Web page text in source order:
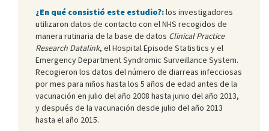
¿En qué consistió este estudio?:los investigadores
utilizaron datos de contacto con el NHS recogidos de
manera rutinaria de la base de datos Clinical Practice
Research Datalink, el Hospital Episode Statistics y el
Emergency Department Syndromic Surveillance System.
Recogieron los datos del número de diarreas infecciosas
por mes para niños hasta los 5 años de edad antes de la
vacunación en julio del año 2008 hasta junio del año 2013,
y después de la vacunación desde julio del año 2013
hasta el año 2015.